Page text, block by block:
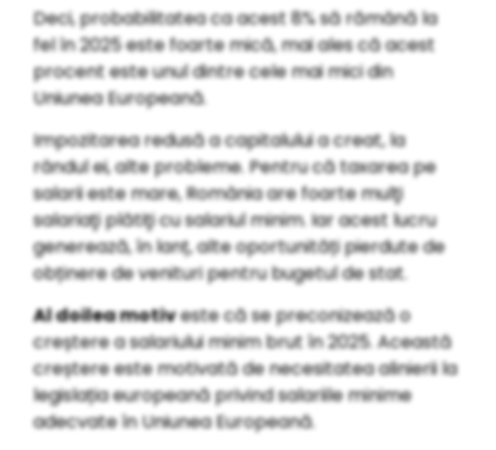
Deci, probabilitatea ca acest 8% să rămână la
fel în 2025 este foarte mică, mai ales că acest
procent este unul dintre cele mai mici din
Uniunea Europeană.
Impozitarea redusă a capitalului a creat, la
rândul ei, alte probleme. Pentru că taxarea pe
salarii este mare, România are foarte mulţi
salariaţi plătiţi cu salariul minim. Iar acest lucru
generează, în lanț, alte oportunități pierdute de
obținere de venituri pentru bugetul de stat.
Al doilea motiveste că se preconizează o
creștere a salariului minim brut în 2025. Această
creștere este motivată de necesitatea alinierii la
legislația europeană privind salariile minime
adecvate în Uniunea Europeană.